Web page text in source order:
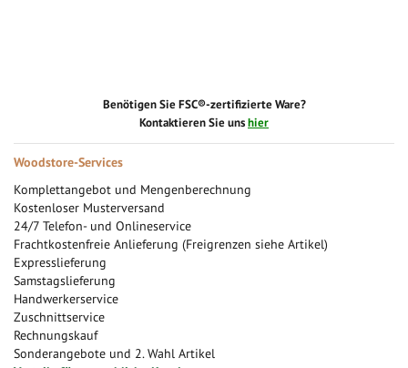
Benötigen Sie FSC®-zertifizierte Ware?
Kontaktieren Sie unshier
Woodstore-Services
Komplettangebot und Mengenberechnung
Kostenloser Musterversand
24/7 Telefon- und Onlineservice
Frachtkostenfreie Anlieferung (Freigrenzen siehe Artikel)
Expresslieferung
Samstagslieferung
Handwerkerservice
Zuschnittservice
Rechnungskauf
Sonderangebote und 2. Wahl Artikel